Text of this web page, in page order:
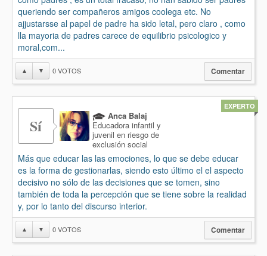
queriendo ser compañeros amigos coolega etc. No
ajjustarsse al papel de padre ha sido letal, pero claro , como
lla mayoria de padres carece de equilibrio psicologico y
moral,com...
▲ ▼ 0VOTOS Comentar
Sí
Anca Balaj
Educadora infantil y
juvenil en riesgo de
exclusión social
Más que educar las las emociones, lo que se debe educar
es la forma de gestionarlas, siendo esto último el el aspecto
decisivo no sólo de las decisiones que se tomen, sino
también de toda la percepción que se tiene sobre la realidad
y, por lo tanto del discurso interior.
EXPERTO
▲ ▼ 0VOTOS Comentar